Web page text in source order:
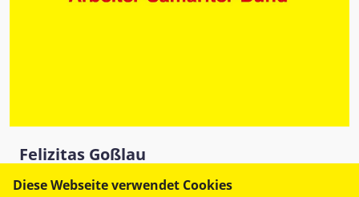
Felizitas Goßlau
Alltagscoach
Diese Webseite verwendet Cookies